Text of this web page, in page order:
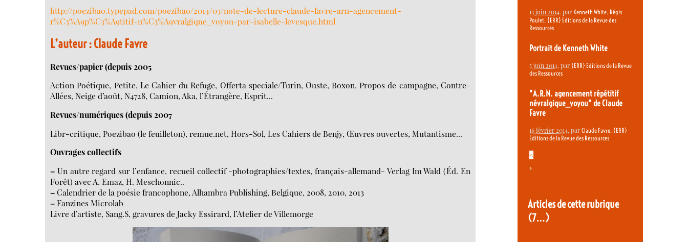
http://poezibao.typepad.com/poezibao/2014/03/note-de-lecture-claude-favre-arn-agencement-
r%C3%A9p%C3%A9titif-n%C3%A9vralgique_voyou-par-isabelle-levesque.html
L’auteur : Claude Favre
Revues/papier (depuis 2005
Action Poétique, Petite, Le Cahier du Refuge, Offerta speciale/Turin, Ouste, Boxon, Propos de campagne, Contre-
Allées, Neige d’août, N4728, Camion, Aka, l’Étrangère, Esprit...
Revues/numériques (depuis 2007
Libr-critique, Poezibao (le feuilleton), remue.net, Hors-Sol, Les Cahiers de Benjy, Œuvres ouvertes, Mutantisme...
Ouvrages collectifs
– Un autre regard sur l’enfance, recueil collectif -photographies/textes, français-allemand- Verlag Im Wald (Éd. En
Forêt) avec A. Emaz, H. Meschonnic..
–Calendrier de la poésie francophone, Alhambra Publishing, Belgique, 2008, 2010, 2013
–Fanzines Micr0lab
Livre d’artiste, Sang.S, gravures de Jacky Essirard, l’Atelier de Villemorge
13 juin 2014, par Kenneth White, Régis
Poulet, {ERR} Editions de la Revue des
Ressources
Portrait de Kenneth White
5 juin 2014, par {ERR} Editions de la Revue
des Ressources
"A.R.N. agencement répétitif
névralgique_voyou" de Claude
Favre
16 février 2014, par Claude Favre, {ERR}
Editions de la Revue des Ressources
<
>
Articles de cette rubrique
(7…)